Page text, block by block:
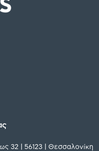
32 | 56123 | Θεσσαλονίκη